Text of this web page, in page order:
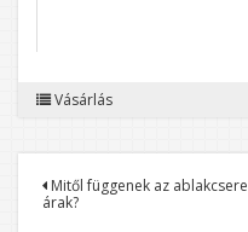
Vásárlás
Bejegyzés
Mitől függenek az ablakcsere
árak?